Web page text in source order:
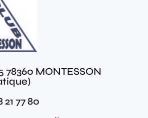
78360 MONTESSON
21 77 80